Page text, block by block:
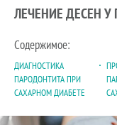
ЛЕЧЕНИЕ ДЕСЕН
Содержимое:
ДИАГНОСТИКА
ПАРОДОНТИТА ПРИ
САХАРНОМ ДИАБЕТЕ